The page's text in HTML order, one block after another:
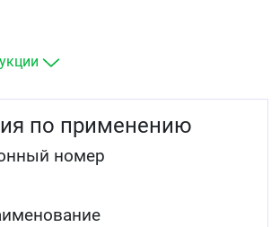
микозов стоп гнойно-
заболеваний кожи
ссадин, ожогов
профилактики заболеваний,
половым путем
нагноений послеродовых
воспалительных заболеваний
заболеваний.
по применению
номер